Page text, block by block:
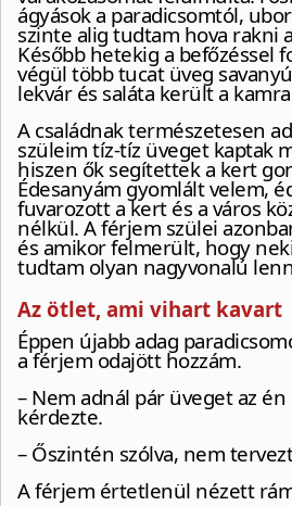
ágyások a paradicsomtól,
szinte alig tudtam hova rakni
Később hetekig a befőzéssel
végül több tucat üveg
lekvár és saláta került a
A családnak természetesen
szüleim tíz-tíz üveget kaptak
hiszen ők segítettek a kert
Édesanyám gyomlált velem,
fuvarozott a kert és a város
nélkül. A férjem szülei
és amikor felmerült, hogy
tudtam olyan nagyvonalú
Az ötlet, ami vihart kavart
Éppen újabb adag
a férjem odajött hozzám.
– Nem adnál pár üveget az én
kérdezte.
– Őszintén szólva, nem
A férjem értetlenül nézett